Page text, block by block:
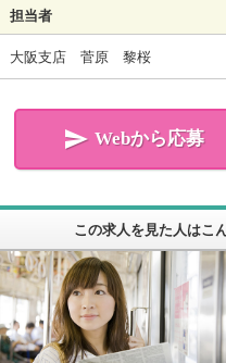
担当者
大阪支店 菅原 黎桜
 Webから応募
この求人を見た人はこ